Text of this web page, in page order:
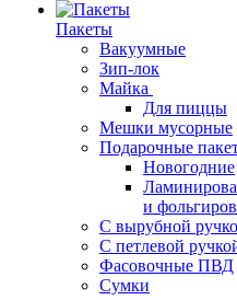
Пакеты
Вакуумные
Зип-лок
Майка
Для пиццы
Мешки мусорные
Подарочные
Новогодние
и
С вырубной
С петлевой
Фасовочные ПВД
Сумки